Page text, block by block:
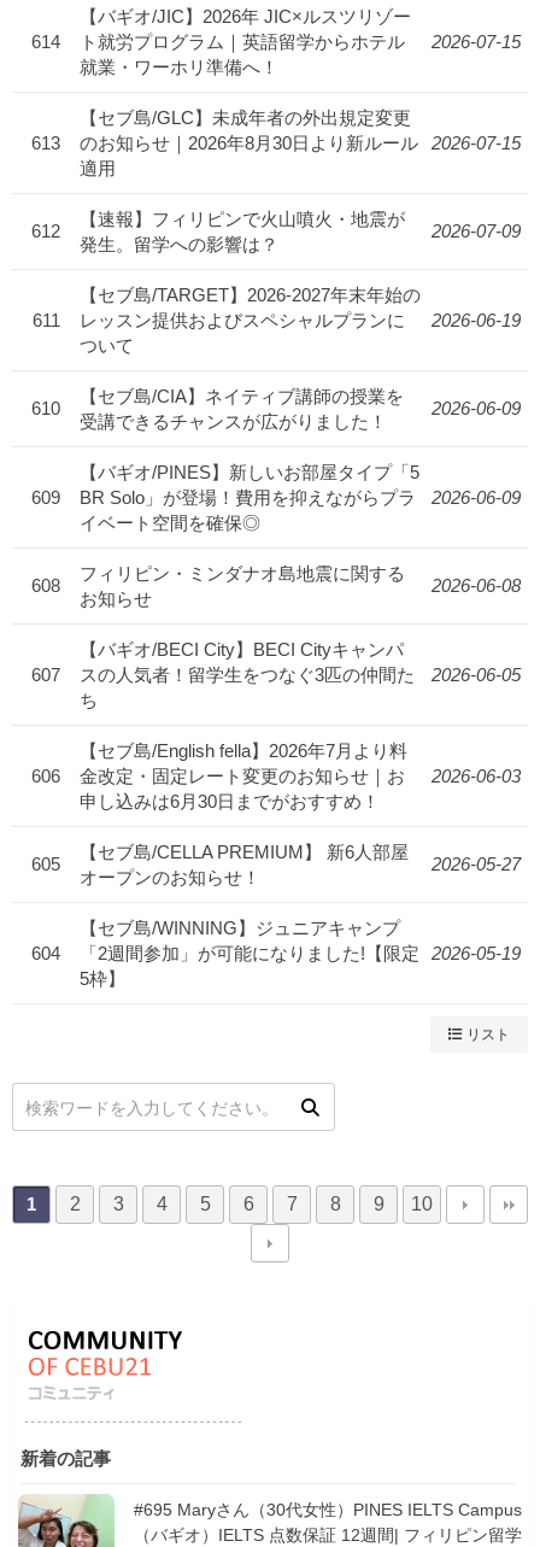
614
【バギオ/JIC】2026年 JIC×ルスツリゾー
ト就労プログラム｜英語留学からホテル
就業・ワーホリ準備へ！
2026-07-15
613
【セブ島/GLC】未成年者の外出規定変更
のお知らせ｜2026年8月30日より新ルール
適用
2026-07-15
612
【速報】フィリピンで火山噴火・地震が
発生。留学への影響は？
2026-07-09
611
【セブ島/TARGET】2026-2027年末年始の
レッスン提供およびスペシャルプランに
ついて
2026-06-19
610
【セブ島/CIA】ネイティブ講師の授業を
受講できるチャンスが広がりました！
2026-06-09
609
【バギオ/PINES】新しいお部屋タイプ「5
BR Solo」が登場！費用を抑えながらプラ
イベート空間を確保◎
2026-06-09
608
フィリピン・ミンダナオ島地震に関する
お知らせ
2026-06-08
607
【バギオ/BECI City】BECI Cityキャンパ
スの人気者！留学生をつなぐ3匹の仲間た
ち
2026-06-05
606
【セブ島/English fella】2026年7月より料
金改定・固定レート変更のお知らせ｜お
申し込みは6月30日までがおすすめ！
2026-06-03
605
【セブ島/CELLA PREMIUM】 新6人部屋
オープンのお知らせ！
2026-05-27
604
【セブ島/WINNING】ジュニアキャンプ
「2週間参加」が可能になりました!【限定
5枠】
2026-05-19
リスト
1 2 3 4 5 6 7 8 9 10
新着の記事
#695 Maryさん（30代女性）PINES IELTS Campus
（バギオ）IELTS 点数保証 12週間| フィリピン留学